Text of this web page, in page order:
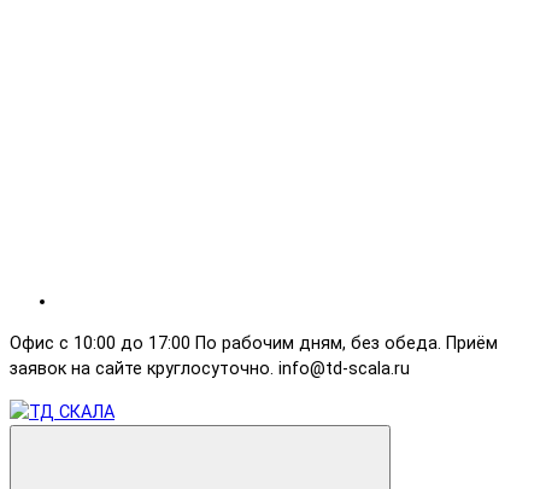
Офис с 10:00 до 17:00 По рабочим дням, без обеда. Приём
заявок на сайте круглосуточно. info@td-scala.ru